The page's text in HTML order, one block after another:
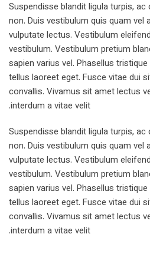
Suspendisse blandit ligula turpis,
non. Duis vestibulum quis quam vel
vulputate lectus. Vestibulum
vestibulum. Vestibulum pretium
sapien varius vel. Phasellus
tellus laoreet eget. Fusce vitae dui
convallis. Vivamus sit amet lectus
interdum a vitae velit.
Suspendisse blandit ligula turpis,
non. Duis vestibulum quis quam vel
vulputate lectus. Vestibulum
vestibulum. Vestibulum pretium
sapien varius vel. Phasellus
tellus laoreet eget. Fusce vitae dui
convallis. Vivamus sit amet lectus
interdum a vitae velit.